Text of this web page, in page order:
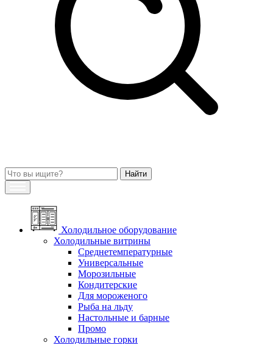
Холодильное оборудование
Холодильные витрины
Среднетемпературные
Универсальные
Морозильные
Кондитерские
Для мороженого
Рыба на льду
Настольные и барные
Промо
Холодильные горки